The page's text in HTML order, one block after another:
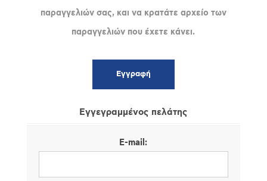
παραγγελιών σας, και να κρατάτε αρχείο των
παραγγελιών που έχετε κάνει.
Εγγεγραμμένος πελάτης
E-mail: